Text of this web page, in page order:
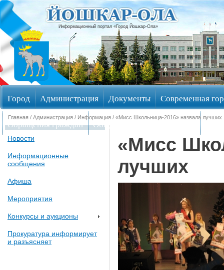
Информационный портал «Город Йошкар-Ола»
Город Администрация Документы Современная
Обращения граждан Общественные обсуждения
Главная / Администрация / Информация / «Мисс Школьница-2016» назвала лучших
Новости
Информационные
сообщения
Афиша
Мероприятия
Конкурсы и аукционы
Прокуратура информирует
и разъясняет
«Мисс
лучших